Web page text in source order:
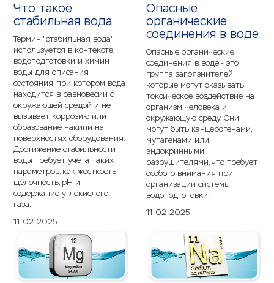
Что такое
стабильная вода
Термин "стабильная вода"
используется в контексте
водоподготовки и химии
воды для описания
состояния, при котором вода
находится в равновесии с
окружающей средой и не
вызывает коррозию или
образование накипи на
поверхностях оборудования.
Достижение стабильности
воды требует учета таких
параметров, как жесткость,
щелочность, pH и
содержание углекислого
газа.
11-02-2025
Опасные
органические
соединения в воде
Опасные органические
соединения в воде - это
группа загрязнителей,
которые могут оказывать
токсическое воздействие на
организм человека и
окружающую среду. Они
могут быть канцерогенами,
мутагенами или
эндокринными
разрушителями, что требует
особого внимания при
организации системы
водоподготовки.
11-02-2025